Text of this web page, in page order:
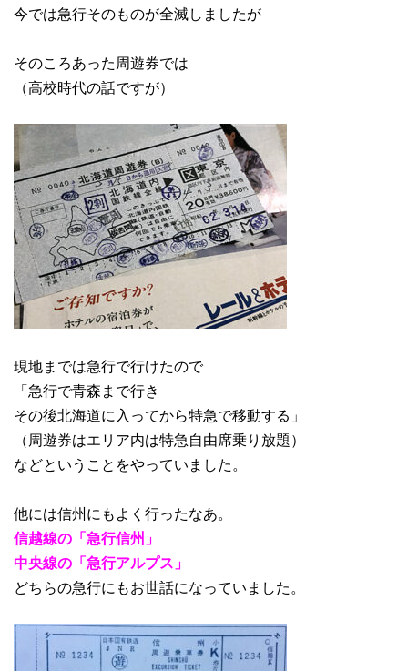
今では急行そのものが全滅しましたが
そのころあった周遊券では
（高校時代の話ですが）
現地までは急行で行けたので
「急行で青森まで行き
その後北海道に入ってから特急で移動する」
（周遊券はエリア内は特急自由席乗り放題）
などということをやっていました。
他には信州にもよく行ったなあ。
信越線の「急行信州」
中央線の「急行アルプス」
どちらの急行にもお世話になっていました。